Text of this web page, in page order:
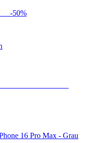
-50%
16 Pro Max - Grau